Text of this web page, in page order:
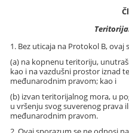
1. Bez uticaja na Protokol B,
(a) na kopnenu teritoriju,
kao i na vazdušni prostor iznad
međunarodnim pravom; kao i
(b) izvan teritorijalnog mora, u
u vršenju svog suverenog prava
međunarodnim pravom.